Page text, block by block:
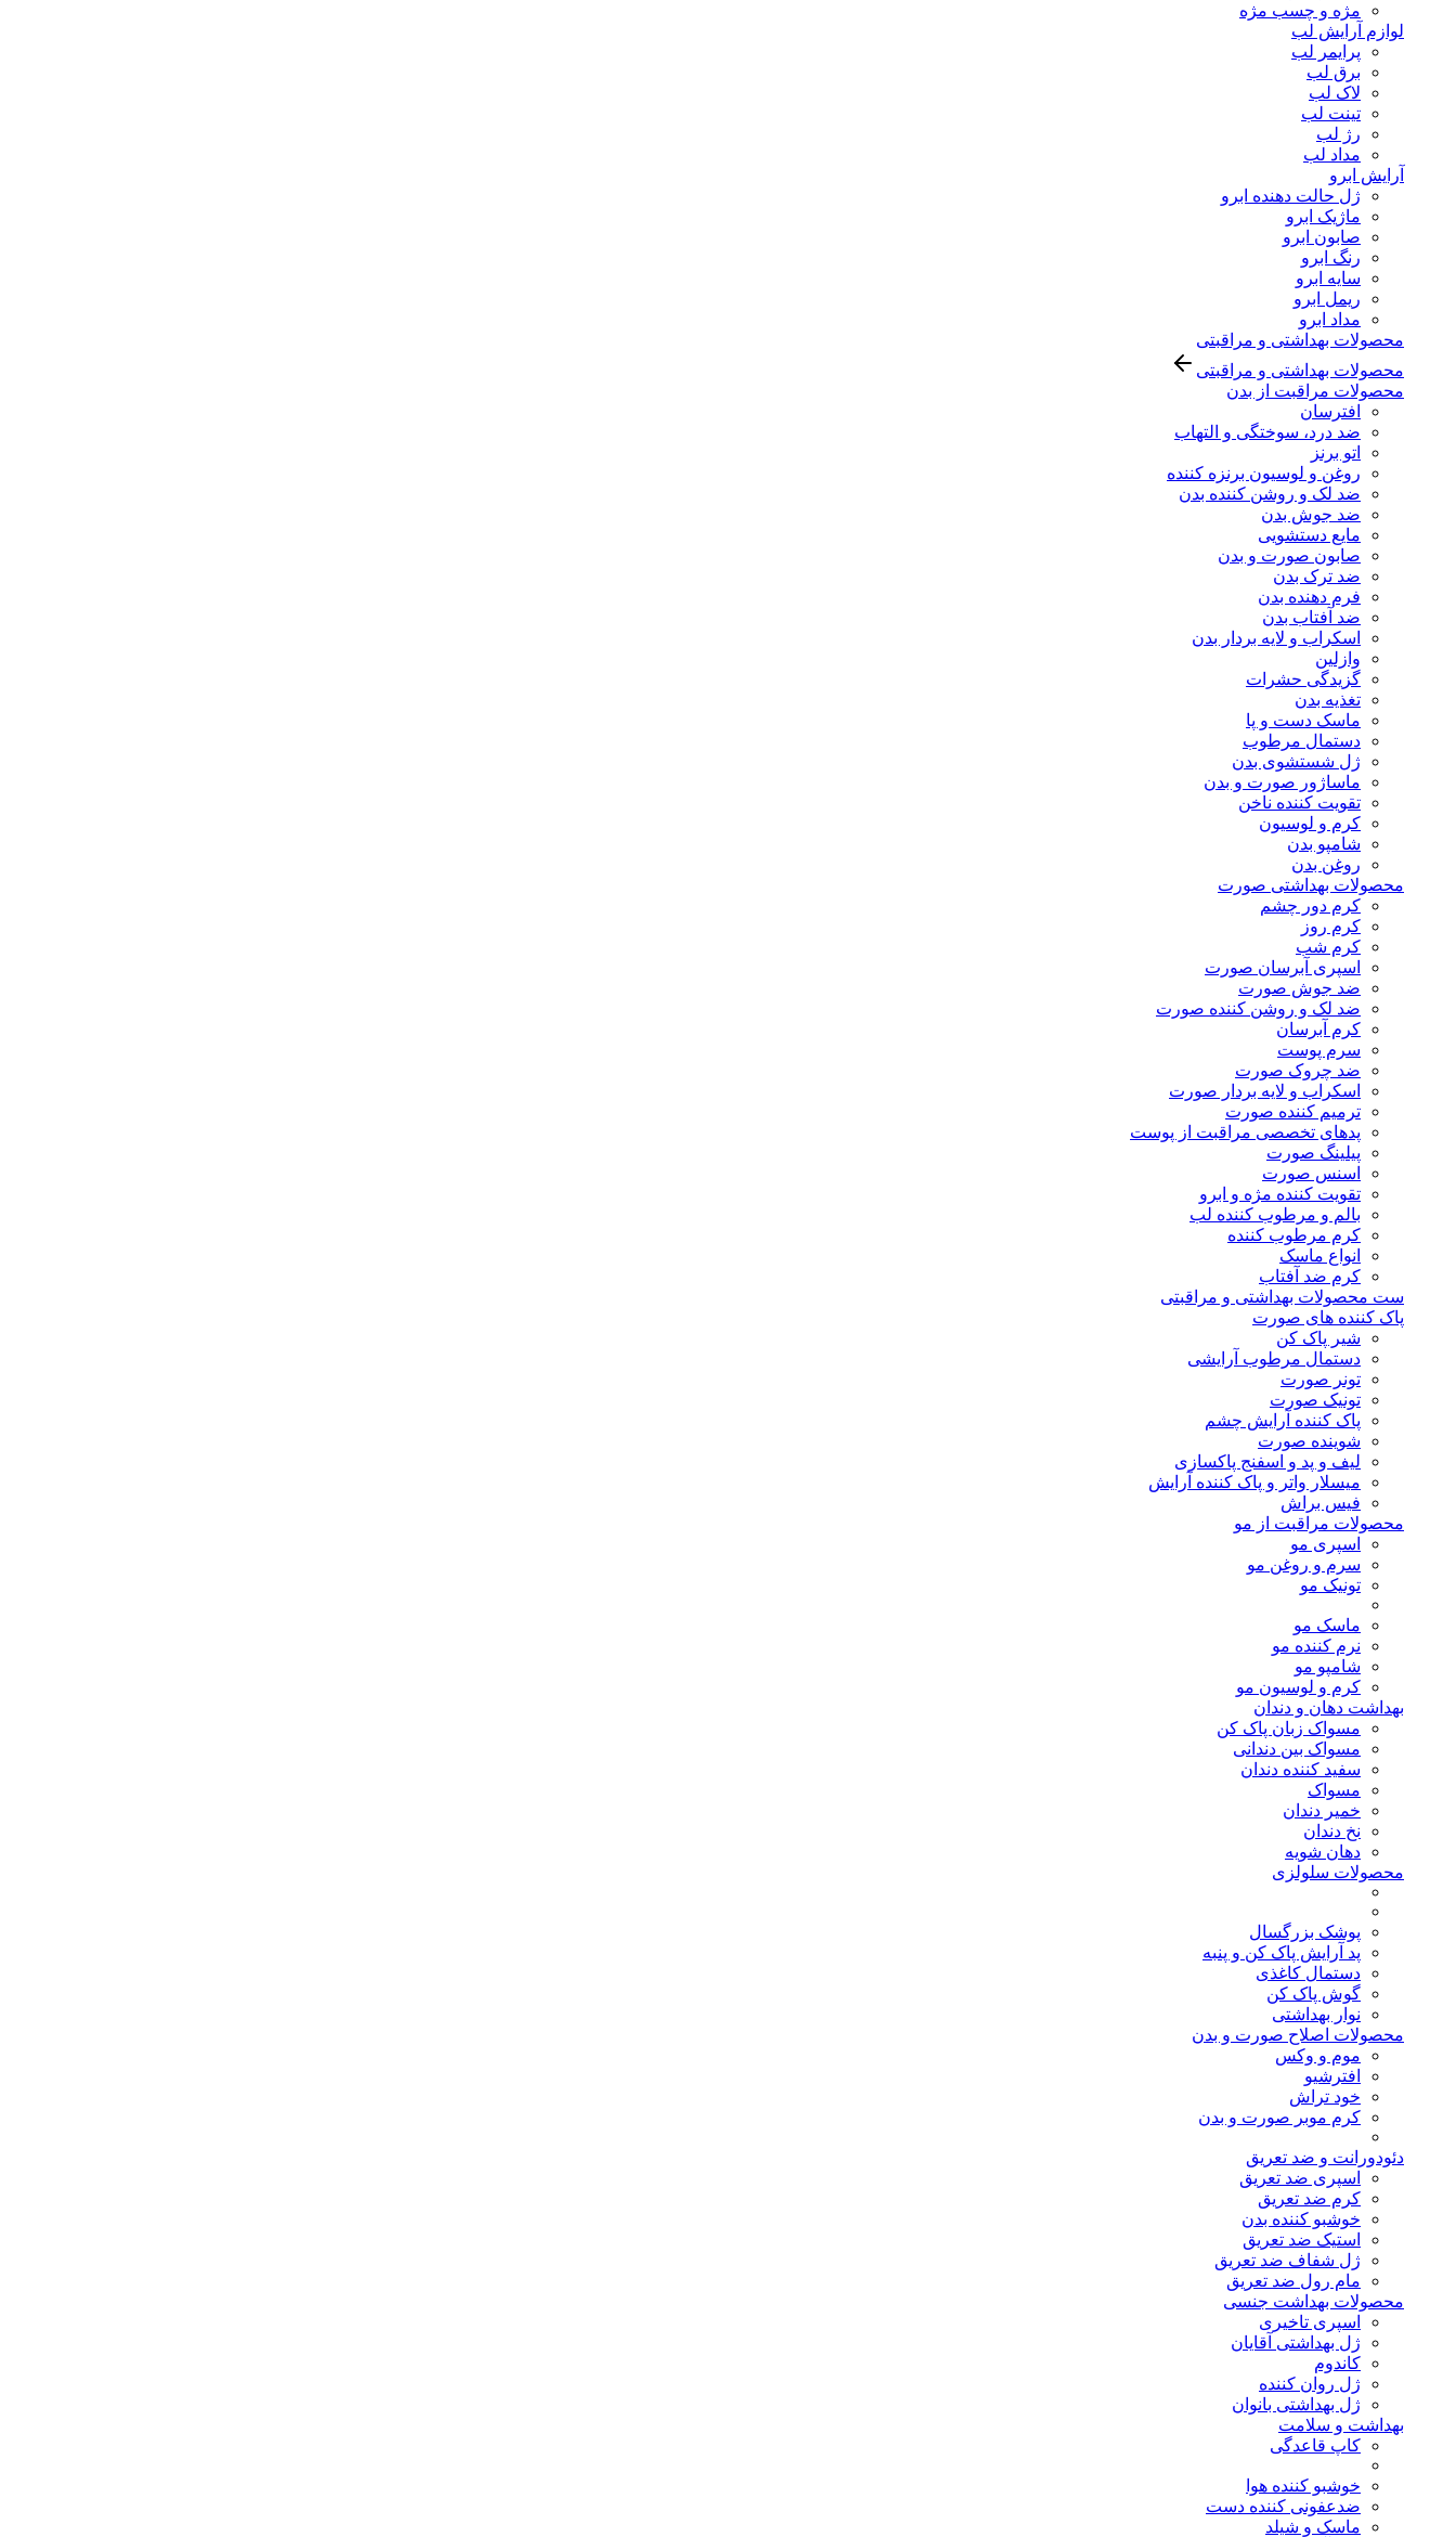
مژه و چسب مژه
لوازم آرایش لب
پرایمر لب
برق لب
لاک لب
تینت لب
رژ لب
مداد لب
آرایش ابرو
ژل حالت دهنده ابرو
ماژیک ابرو
صابون ابرو
رنگ ابرو
سایه ابرو
ریمل ابرو
مداد ابرو
محصولات بهداشتی و مراقبتی
محصولات بهداشتی و مراقبتی
محصولات مراقبت از بدن
افترسان
ضد درد، سوختگی و التهاب
اتو برنز
روغن و لوسیون برنزه کننده
ضد لک و روشن کننده بدن
ضد جوش بدن
مایع دستشویی
صابون صورت و بدن
ضد ترک بدن
فرم دهنده بدن
ضد آفتاب بدن
اسکراب و لایه بردار بدن
وازلین
گزیدگی حشرات
تغذیه بدن
ماسک دست و پا
دستمال مرطوب
ژل شستشوی بدن
ماساژور صورت و بدن
تقویت کننده ناخن
کرم و لوسیون
شامپو بدن
روغن بدن
محصولات بهداشتی صورت
کرم دور چشم
کرم روز
کرم شب
اسپری آبرسان صورت
ضد جوش صورت
ضد لک و روشن کننده صورت
کرم آبرسان
سرم پوست
ضد چروک صورت
اسکراب و لایه بردار صورت
ترمیم کننده صورت
پدهای تخصصی مراقبت از پوست
پیلینگ صورت
اسنس صورت
تقویت کننده مژه و ابرو
بالم و مرطوب کننده لب
کرم مرطوب کننده
انواع ماسک
کرم ضد آفتاب
ست محصولات بهداشتی و مراقبتی
پاک کننده های صورت
شیر پاک کن
دستمال مرطوب آرایشی
تونر صورت
تونیک صورت
پاک کننده آرایش چشم
شوینده صورت
لیف و پد و اسفنج پاکسازی
میسلار واتر و پاک کننده آرایش
فیس براش
محصولات مراقبت از مو
اسپری مو
سرم و روغن مو
تونیک مو
ماسک مو
نرم کننده مو
شامپو مو
کرم و لوسیون مو
بهداشت دهان و دندان
مسواک زبان پاک کن
مسواک بین دندانی
سفید کننده دندان
مسواک
خمیر دندان
نخ دندان
دهان شویه
محصولات سلولزی
پوشک بزرگسال
پد آرایش پاک کن و پنبه
دستمال کاغذی
گوش پاک کن
نوار بهداشتی
محصولات اصلاح صورت و بدن
موم و وکس
افترشیو
خود تراش
کرم موبر صورت و بدن
دئودورانت و ضد تعریق
اسپری ضد تعریق
کرم ضد تعریق
خوشبو کننده بدن
استیک ضد تعریق
ژل شفاف ضد تعریق
مام رول ضد تعریق
محصولات بهداشت جنسی
اسپری تاخیری
ژل بهداشتی آقایان
کاندوم
ژل روان کننده
ژل بهداشتی بانوان
بهداشت و سلامت
کاپ قاعدگی
خوشبو کننده هوا
ضدعفونی کننده دست
ماسک و شیلد